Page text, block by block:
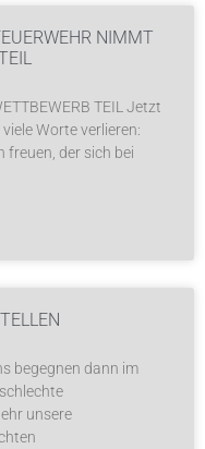
NIMMT
TEIL Jetzt
Worte verlieren:
freuen, der sich bei
begegnen dann im
unsere